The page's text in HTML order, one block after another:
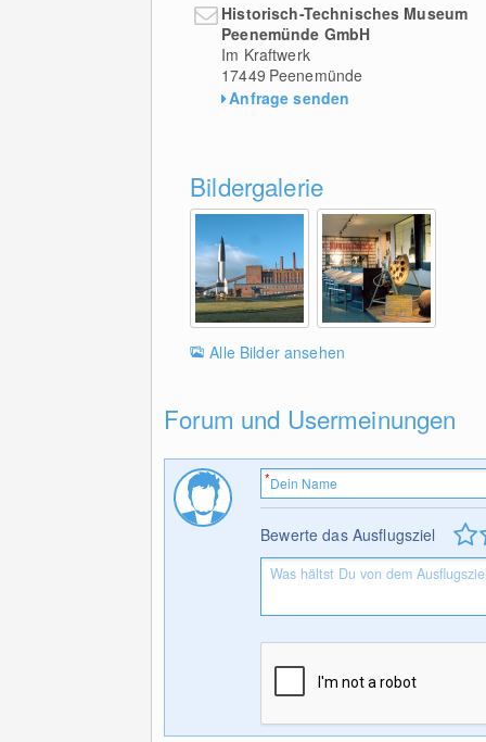
Historisch-Technisches Museum
Peenemünde GmbH
Im Kraftwerk
17449 Peenemünde
Anfrage senden
Bildergalerie
Alle Bilder ansehen
Forum und Usermeinungen
Bewerte das Ausflugsziel